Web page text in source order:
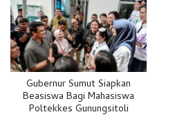
Gubernur Sumut Siapkan
Beasiswa Bagi Mahasiswa
Poltekkes Gunungsitoli